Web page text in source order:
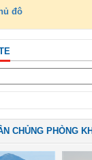
đô
CHỦNG PHÒNG